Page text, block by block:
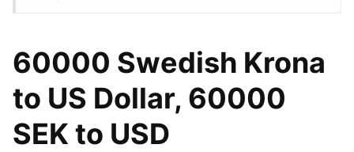
60000 Swedish Krona
to US Dollar, 60000
SEK to USD